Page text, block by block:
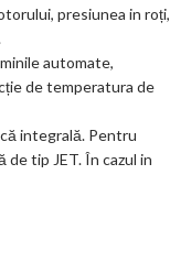
presiunea in roți,
automate,
de temperatura de
integrală. Pentru
tip JET. În cazul in